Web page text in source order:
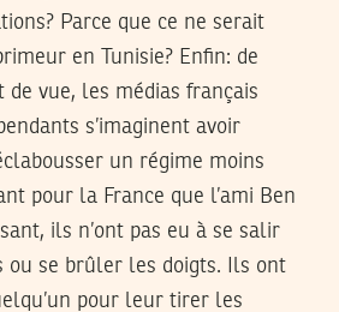
Parce que ce ne serait
en Tunisie? Enfin: de
de vue, les médias français
s’imaginent avoir
un régime moins
pour la France que l’ami Ben
ils n’ont pas eu à se salir
ou se brûler les doigts. Ils ont
pour leur tirer les